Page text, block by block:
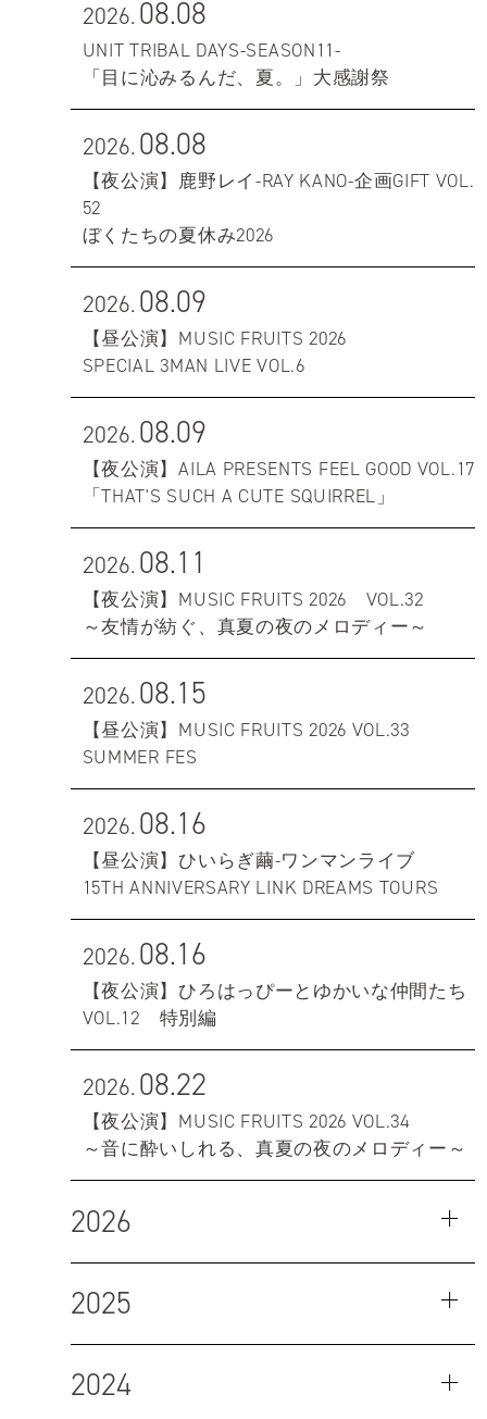
2026.08.08
UNIT TRIBAL DAYS-SEASON11-
「目に沁みるんだ、夏。」大感謝祭
2026.08.08
【夜公演】鹿野レイ-RAY KANO-企画GIFT VOL.
52
ぼくたちの夏休み2026
2026.08.09
【昼公演】MUSIC FRUITS 2026
SPECIAL 3MAN LIVE VOL.6
2026.08.09
【夜公演】AILA PRESENTS FEEL GOOD VOL.17
「THAT'S SUCH A CUTE SQUIRREL」
2026.08.11
【夜公演】MUSIC FRUITS 2026 VOL.32
～友情が紡ぐ、真夏の夜のメロディー～
2026.08.15
【昼公演】MUSIC FRUITS 2026 VOL.33
SUMMER FES
2026.08.16
【昼公演】ひいらぎ繭-ワンマンライブ
15TH ANNIVERSARY LINK DREAMS TOURS
2026.08.16
【夜公演】ひろはっぴーとゆかいな仲間たち
VOL.12 特別編
2026.08.22
【夜公演】MUSIC FRUITS 2026 VOL.34
～音に酔いしれる、真夏の夜のメロディー～
2026
2025
2024